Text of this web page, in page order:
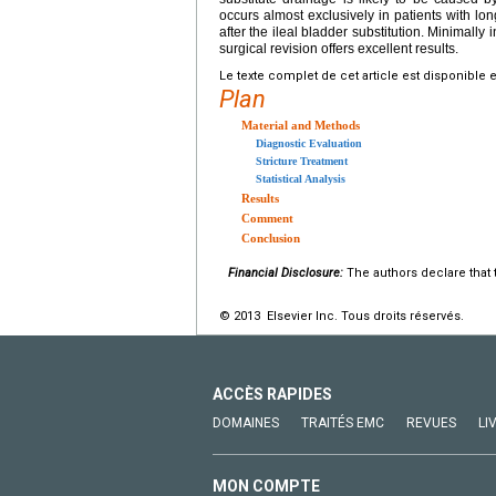
occurs almost exclusively in patients with
after the ileal bladder substitution. Minimally
surgical revision offers excellent results.
Le texte complet de cet article est disponible
Plan
Material and Methods
Diagnostic Evaluation
Stricture Treatment
Statistical Analysis
Results
Comment
Conclusion
Financial Disclosure: The authors declare that
© 2013 Elsevier Inc. Tous droits réservés.
ACCÈS RAPIDES
DOMAINES TRAITÉS EMC REVUES
MON COMPTE